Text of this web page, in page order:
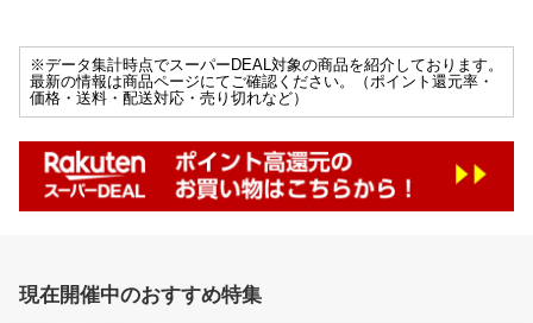
※データ集計時点でスーパーDEAL対象の商品を紹介しております。
最新の情報は商品ページにてご確認ください。（ポイント還元率・
価格・送料・配送対応・売り切れなど）
現在開催中のおすすめ特集